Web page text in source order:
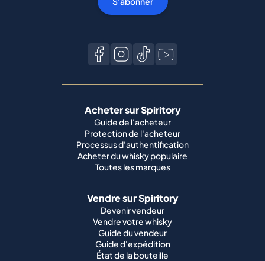
Acheter sur Spiritory
Guide de l'acheteur
Protection de l'acheteur
Processus d'authentification
Acheter du whisky populaire
Toutes les marques
Vendre sur Spiritory
Devenir vendeur
Vendre votre whisky
Guide du vendeur
Guide d'expédition
État de la bouteille